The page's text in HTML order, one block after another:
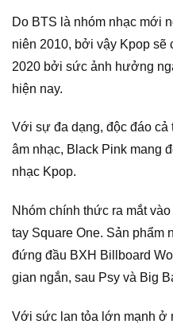
Do BTS là nhóm nhạc mới
niên 2010, bởi vậy Kpop sẽ
2020 bởi sức ảnh hưởng
hiện nay.
Với sự đa dạng, độc đáo cả
âm nhạc, Black Pink mang
nhạc Kpop.
Nhóm chính thức ra mắt
tay Square One. Sản phẩm
đứng đầu BXH Billboard
gian ngắn, sau Psy và Big
Với sức lan tỏa lớn mạnh ở